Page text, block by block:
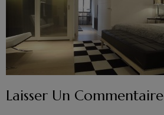
Laisser Un Commentaire